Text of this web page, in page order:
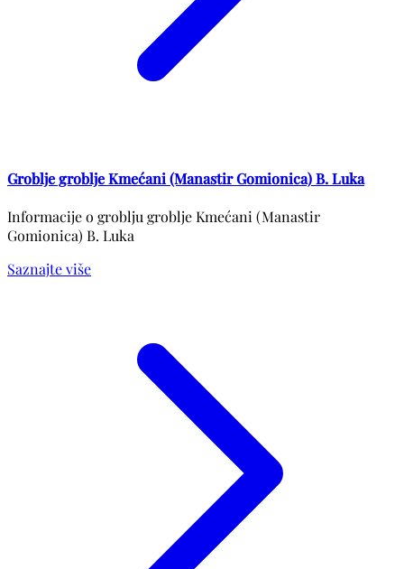
Groblje groblje Kmećani (Manastir Gomionica) B. Luka
Informacije o groblju groblje Kmećani (Manastir
Gomionica) B. Luka
Saznajte više